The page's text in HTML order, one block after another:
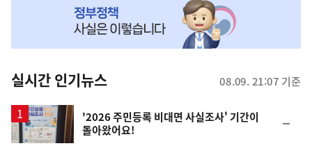
뉴
스
실시간 인기뉴스 08.09. 21:07 기준
'2026 주민등록 비대면 사실조사' 기간이
돌아왔어요!